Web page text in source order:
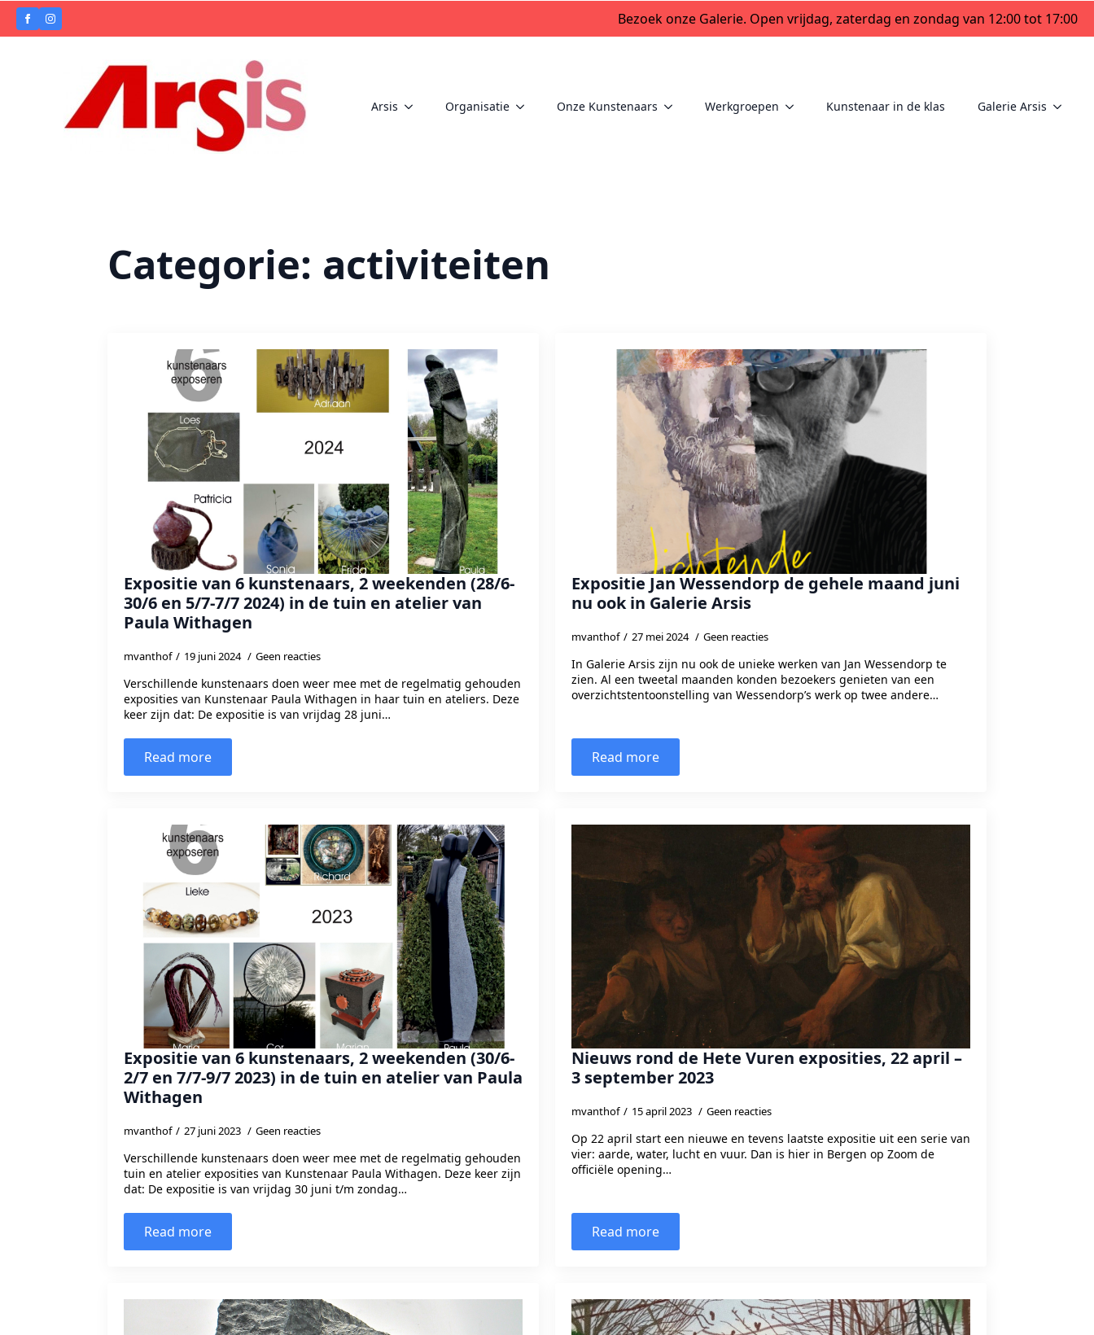
Bezoek onze Galerie. Open vrijdag, zaterdag en zondag van 12:00 tot 17:00
Arsis Organisatie Onze Kunstenaars Werkgroepen Kunstenaar in de klas Galerie Arsis
Categorie: activiteiten
Expositie van 6 kunstenaars, 2 weekenden (28/6-
30/6 en 5/7-7/7 2024) in de tuin en atelier van
Paula Withagen
mvanthof 19 juni 2024 Geen reacties
Verschillende kunstenaars doen weer mee met de regelmatig gehouden
exposities van Kunstenaar Paula Withagen in haar tuin en ateliers. Deze
keer zijn dat: De expositie is van vrijdag 28 juni…
Read more
Expositie Jan Wessendorp de gehele maand juni
nu ook in Galerie Arsis
mvanthof 27 mei 2024 Geen reacties
In Galerie Arsis zijn nu ook de unieke werken van Jan Wessendorp te
zien. Al een tweetal maanden konden bezoekers genieten van een
overzichtstentoonstelling van Wessendorp’s werk op twee andere…
Read more
Expositie van 6 kunstenaars, 2 weekenden (30/6-
2/7 en 7/7-9/7 2023) in de tuin en atelier van Paula
Withagen
mvanthof 27 juni 2023 Geen reacties
Verschillende kunstenaars doen weer mee met de regelmatig gehouden
tuin en atelier exposities van Kunstenaar Paula Withagen. Deze keer zijn
dat: De expositie is van vrijdag 30 juni t/m zondag…
Read more
Nieuws rond de Hete Vuren exposities, 22 april –
3 september 2023
mvanthof 15 april 2023 Geen reacties
Op 22 april start een nieuwe en tevens laatste expositie uit een serie van
vier: aarde, water, lucht en vuur. Dan is hier in Bergen op Zoom de
officiële opening…
Read more